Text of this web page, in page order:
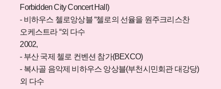
Forbidden City Concert Hall)
- 비하우스 첼로앙상블 “첼로의 선율을 원주크리스찬
오케스트라 “외 다수
2002,
- 부산 국제 첼로 컨벤션 참가(BEXCO)
- 복사골 음악제 비하우스 앙상블(부천시민회관 대강당)
외 다수